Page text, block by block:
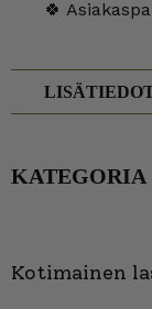
🍀
KATEGORIA
Kotimainen